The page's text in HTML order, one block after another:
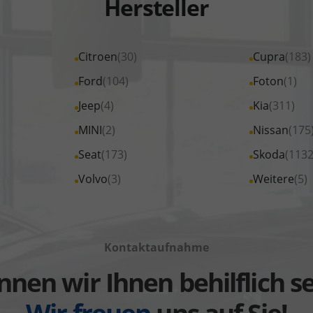
Hersteller
Citroen(30)
Alle
Fahrzeuge
Citroen
anzeigen
Cupra(183)
Alle
Fahrzeuge
Cupra
anzeigen
Ford(104)
Alle
Fahrzeuge
Ford
anzeigen
Foton(1)
Alle
Fahrzeuge
Foton
anzeigen
Jeep(4)
Alle
Fahrzeuge
Jeep
anzeigen
Kia(311)
Alle
Fahrzeuge
Kia
anzeigen
MINI(2)
Alle
Fahrzeuge
MINI
Nissan
Alle
Fahrzeuge
Nissan
Seat(173)
Alle
Fahrzeuge
Skoda
Alle
Fahrzeuge
Volvo(3)
Alle
anzeigen
Weitere(5)
Alle
Kontaktaufnahme
wir Ihnen behilflich